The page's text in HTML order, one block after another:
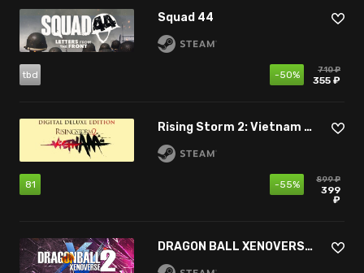
Squad 44
tbd -50% 710 ₽
355 ₽
Rising Storm 2: Vietnam - Digital Deluxe Edition
81 -55% 899 ₽
399
₽
DRAGON BALL XENOVERSE 2